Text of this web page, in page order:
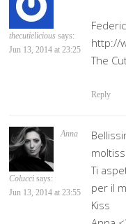
thecutielicious says:
Jun 13, 2014 at 23:25
http://
The
Reply
Anna
Colucci says:
Jun 13, 2014 at 23:55
Ti
per il
Kiss